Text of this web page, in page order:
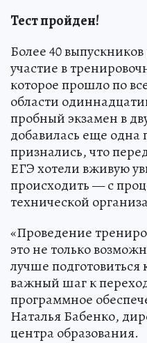
Тест пройден!
Более 40
участие в
которое прошло по
области
пробный экзамен в
добавилась еще одна
признались, что
ЕГЭ хотели вживую
происходить — с
технической
«Проведение
это не только
лучше
важный шаг к
программное
Наталья Бабенко,
центра образования.